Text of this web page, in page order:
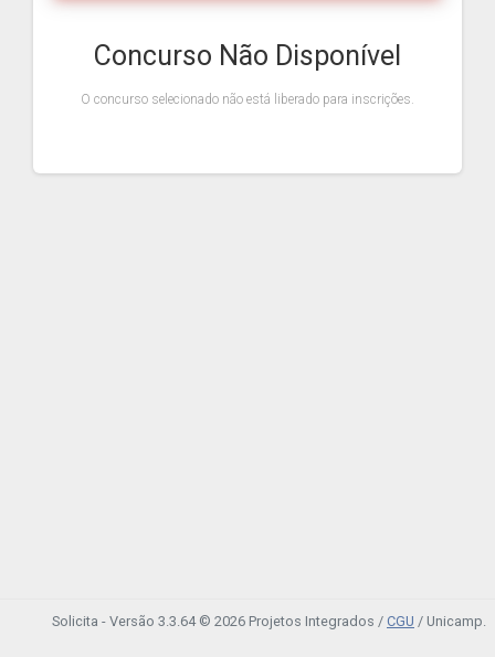
Concurso Não Disponível
O concurso selecionado não está liberado para inscrições.
Solicita - Versão 3.3.64 © 2026 Projetos Integrados / CGU / Unicamp.